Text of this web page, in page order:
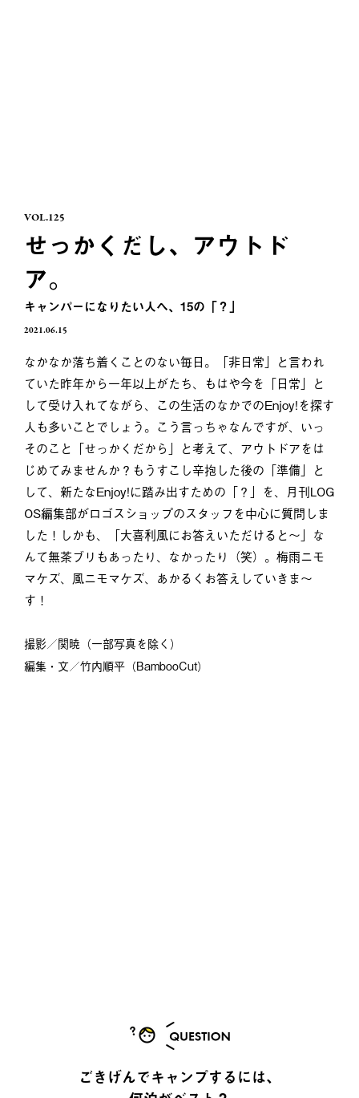
VOL.125
せっかくだし、アウトド
ア。
キャンパーになりたい人へ、15の「？」
2021.06.15
なかなか落ち着くことのない毎日。「非日常」と言われ
ていた昨年から一年以上がたち、もはや今を「日常」と
して受け入れてながら、この生活のなかでのEnjoy!を探す
人も多いことでしょう。こう言っちゃなんですが、いっ
そのこと「せっかくだから」と考えて、アウトドアをは
じめてみませんか？もうすこし辛抱した後の「準備」と
して、新たなEnjoy!に踏み出すための「？」を、月刊LOG
OS編集部がロゴスショップのスタッフを中心に質問しま
した！しかも、「大喜利風にお答えいただけると～」な
んて無茶ブリもあったり、なかったり（笑）。梅雨ニモ
マケズ、風ニモマケズ、あかるくお答えしていきま～
す！
撮影／関暁（一部写真を除く）
編集・文／竹内順平（BambooCut）
ごきげんでキャンプするには、